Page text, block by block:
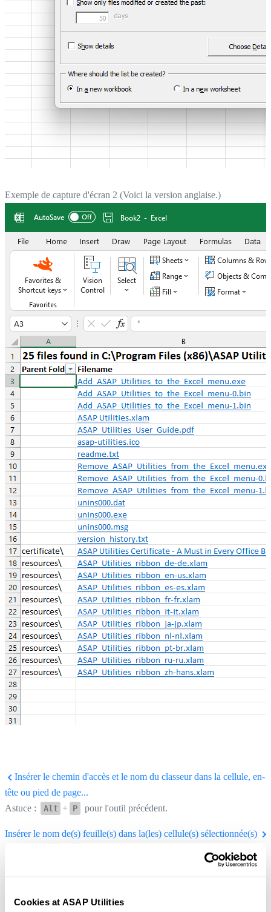
Cookies at ASAP Utilities
Exemple de capture d'écran 2 (Voici la version anglaise.)
Insérer le chemin d'accès et le nom du classeur dans la cellule, en-
tête ou pied de page...
Astuce :
Alt + P pour l'outil précédent.
Insérer le nom de(s) feuille(s) dans la(les) cellule(s) sélectionnée(s)